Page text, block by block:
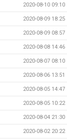
2020-08-10 09:10
2020-08-09 18:25
2020-08-09 08:57
2020-08-08 14:46
2020-08-07 08:10
2020-08-06 13:51
2020-08-05 14:47
2020-08-05 10:22
2020-08-04 21:30
2020-08-02 20:22